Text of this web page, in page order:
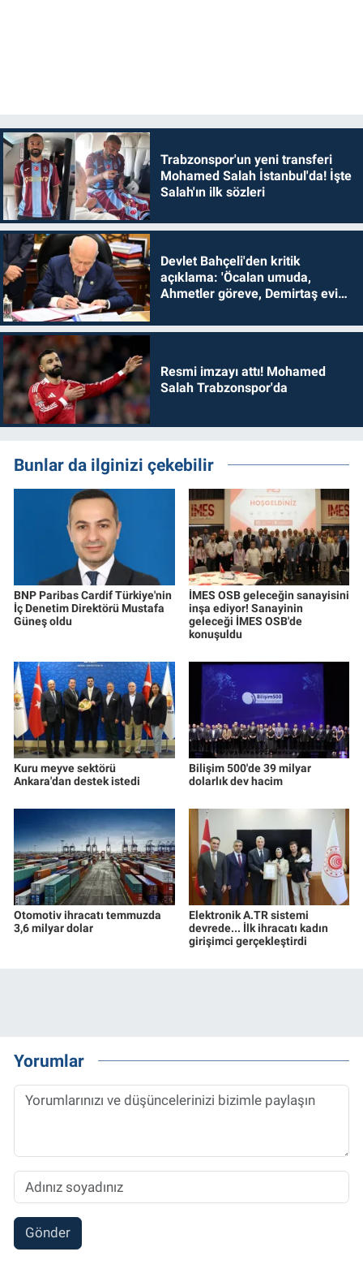
Trabzonspor'un yeni transferi
Mohamed Salah İstanbul'da! İşte
Salah'ın ilk sözleri
Devlet Bahçeli'den kritik
açıklama: 'Öcalan umuda,
Ahmetler göreve, Demirtaş evine
Resmi imzayı attı! Mohamed
Salah Trabzonspor'da
Bunlar da ilginizi çekebilir
BNP Paribas Cardif Türkiye'nin
İç Denetim Direktörü Mustafa
Güneş oldu
İMES OSB geleceğin sanayisini
inşa ediyor! Sanayinin
geleceği İMES OSB'de
konuşuldu
Kuru meyve sektörü
Ankara'dan destek istedi
Bilişim 500'de 39 milyar
dolarlık dev hacim
Otomotiv ihracatı temmuzda
3,6 milyar dolar
Elektronik A.TR sistemi
devrede... İlk ihracatı kadın
girişimci gerçekleştirdi
Yorumlar
Gönder